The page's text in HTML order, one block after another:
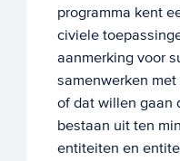
programma kent
civiele
aanmerking voor
samenwerken
of dat willen gaan
bestaan uit ten
entiteiten en